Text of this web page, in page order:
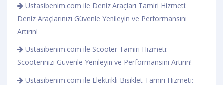
Ustasibenim.com ile Deniz Araçları Tamiri Hizmeti:
Deniz Araçlarınızı Güvenle Yenileyin ve Performansını
Artırın!
Ustasibenim.com ile Scooter Tamiri Hizmeti:
Scooterınızı Güvenle Yenileyin ve Performansını Artırın!
Ustasibenim.com ile Elektrikli Bisiklet Tamiri Hizmeti: